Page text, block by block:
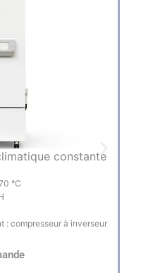
constante
°C
: compresseur à inverseur